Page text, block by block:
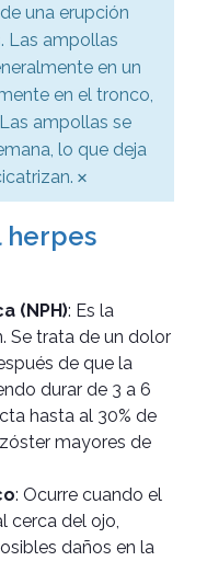
una erupción
Las ampollas
en un
en el tronco,
ampollas se
lo que deja
×
herpes
(NPH): Es la
Se trata de un dolor
de que la
durar de 3 a 6
hasta al 30% de
mayores de
: Ocurre cuando el
cerca del ojo,
daños en la